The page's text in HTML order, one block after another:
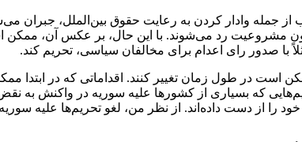
جمله وادار کردن به رعایت حقوق بین‌الملل، جبران
مشروعیت رد می‌شوند. با این حال، بر عکس آن،
صدور رای اعدام برای مخالفان سیاسی، تحریم کند.
است در طول زمان تغییر کنند. اقداماتی که در ابتدا
که بسیاری از کشورها علیه سوریه در واکنش به
از دست داده‌اند. از نظر من، لغو تحریم‌ها علیه